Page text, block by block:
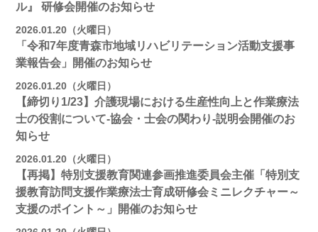
ル』 研修会開催のお知らせ
2026.01.20（火曜日）
「令和7年度青森市地域リハビリテーション活動支援事
業報告会」開催のお知らせ
2026.01.20（火曜日）
【締切り1/23】介護現場における生産性向上と作業療法
士の役割について-協会・士会の関わり-説明会開催のお
知らせ
2026.01.20（火曜日）
【再掲】特別支援教育関連参画推進委員会主催「特別支
援教育訪問支援作業療法士育成研修会ミニレクチャー～
支援のポイント～」開催のお知らせ